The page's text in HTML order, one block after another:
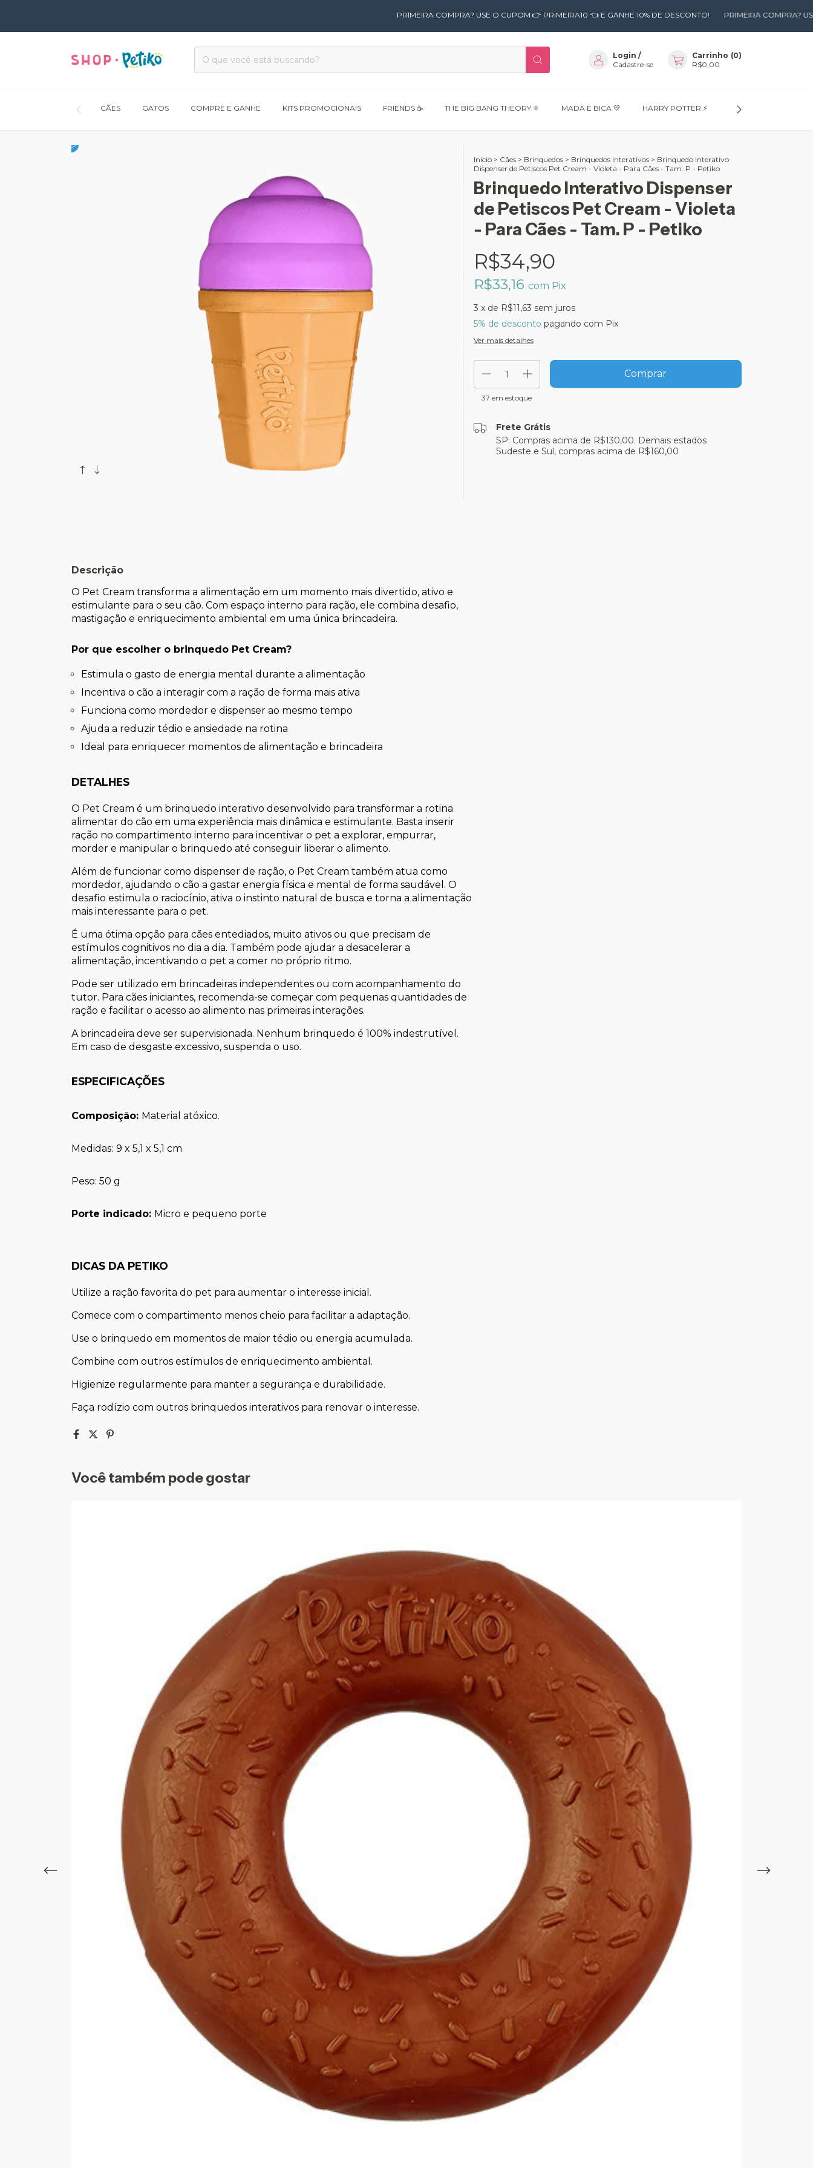
PRIMEIRA COMPRA? USE O CUPOM 👉 PRIMEIRA10 👈 E GANHE 10% DE DESCONTO! PRIMEIRA COMPRA? USE O
Login /
Cadastre-se
Carrinho (0)
R$0,00
CÃES GATOS COMPRE E GANHE KITS PROMOCIONAIS FRIENDS ☕ THE BIG BANG THEORY ⚛️ MADA E BICA 💛 HARRY POTTER ⚡ MENINAS
Início > Cães > Brinquedos > Brinquedos Interativos > Brinquedo Interativo
Dispenser de Petiscos Pet Cream - Violeta - Para Cães - Tam. P - Petiko
Brinquedo Interativo Dispenser
de Petiscos Pet Cream - Violeta
- Para Cães - Tam. P - Petiko
R$34,90
R$33,16 com Pix
3 x de R$11,63 sem juros
5% de desconto pagando com Pix
Ver mais detalhes
37 em estoque
Frete Grátis
SP: Compras acima de R$130,00. Demais estados
Sudeste e Sul, compras acima de R$160,00
Descrição
O Pet Cream transforma a alimentação em um momento mais divertido, ativo e
estimulante para o seu cão. Com espaço interno para ração, ele combina desafio,
mastigação e enriquecimento ambiental em uma única brincadeira.
Por que escolher o brinquedo Pet Cream?
Estimula o gasto de energia mental durante a alimentação
Incentiva o cão a interagir com a ração de forma mais ativa
Funciona como mordedor e dispenser ao mesmo tempo
Ajuda a reduzir tédio e ansiedade na rotina
Ideal para enriquecer momentos de alimentação e brincadeira
DETALHES
O Pet Cream é um brinquedo interativo desenvolvido para transformar a rotina
alimentar do cão em uma experiência mais dinâmica e estimulante. Basta inserir
ração no compartimento interno para incentivar o pet a explorar, empurrar,
morder e manipular o brinquedo até conseguir liberar o alimento.
Além de funcionar como dispenser de ração, o Pet Cream também atua como
mordedor, ajudando o cão a gastar energia física e mental de forma saudável. O
desafio estimula o raciocínio, ativa o instinto natural de busca e torna a alimentação
mais interessante para o pet.
É uma ótima opção para cães entediados, muito ativos ou que precisam de
estímulos cognitivos no dia a dia. Também pode ajudar a desacelerar a
alimentação, incentivando o pet a comer no próprio ritmo.
Pode ser utilizado em brincadeiras independentes ou com acompanhamento do
tutor. Para cães iniciantes, recomenda-se começar com pequenas quantidades de
ração e facilitar o acesso ao alimento nas primeiras interações.
A brincadeira deve ser supervisionada. Nenhum brinquedo é 100% indestrutível.
Em caso de desgaste excessivo, suspenda o uso.
ESPECIFICAÇÕES
Composição: Material atóxico.
Medidas: 9 x 5,1 x 5,1 cm
Peso: 50 g
Porte indicado: Micro e pequeno porte
DICAS DA PETIKO
Utilize a ração favorita do pet para aumentar o interesse inicial.
Comece com o compartimento menos cheio para facilitar a adaptação.
Use o brinquedo em momentos de maior tédio ou energia acumulada.
Combine com outros estímulos de enriquecimento ambiental.
Higienize regularmente para manter a segurança e durabilidade.
Faça rodízio com outros brinquedos interativos para renovar o interesse.
Você também pode gostar